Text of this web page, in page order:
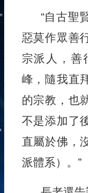
“自古聖
惡莫作眾善
宗派人，善
峰，隨我直
的宗教，也
不是添加了
直屬於佛，
派體系）。”